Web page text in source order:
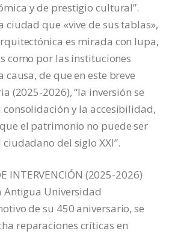
y de prestigio cultural”.
ciudad que «vive de sus tablas»,
es mirada con lupa,
como por las instituciones
causa, de que en este breve
(2025-2026), “la inversión se
consolidación y la accesibilidad,
el patrimonio no puede ser
del siglo XXI”.
INTERVENCIÓN (2025-2026)
Antigua Universidad
de su 450 aniversario, se
reparaciones críticas en